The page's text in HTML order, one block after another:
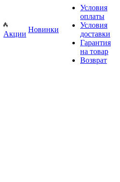
Акции
Новинки
Условия
оплаты
Условия
доставки
Гарантия
на товар
Возврат